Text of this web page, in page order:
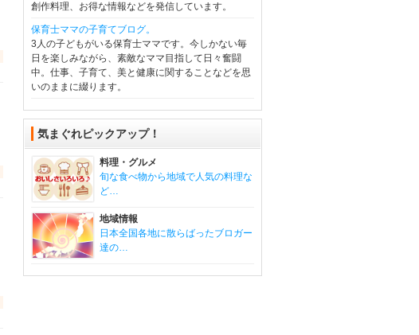
創作料理、お得な情報などを発信しています。
保育士ママの子育てブログ。
3人の子どもがいる保育士ママです。今しかない毎
日を楽しみながら、素敵なママ目指して日々奮闘
中。仕事、子育て、美と健康に関することなどを思
いのままに綴ります。
気まぐれピックアップ！
料理・グルメ
旬な食べ物から地域で人気の料理な
ど…
地域情報
日本全国各地に散らばったブロガー
達の…